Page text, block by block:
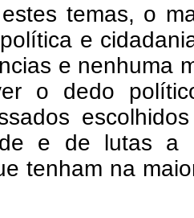
temas, o
e
e nenhuma
o dedo
e de lutas
tenham na